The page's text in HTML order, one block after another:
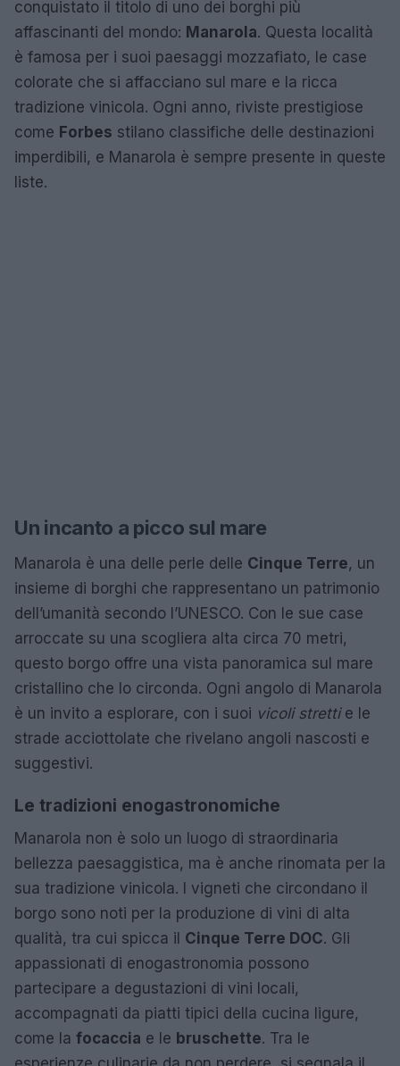
conquistato il titolo di uno dei borghi più
affascinanti del mondo: Manarola. Questa località
è famosa per i suoi paesaggi mozzafiato, le case
colorate che si affacciano sul mare e la ricca
tradizione vinicola. Ogni anno, riviste prestigiose
come Forbes stilano classifiche delle destinazioni
imperdibili, e Manarola è sempre presente in queste
liste.
Un incanto a picco sul mare
Manarola è una delle perle delle Cinque Terre, un
insieme di borghi che rappresentano un patrimonio
dell’umanità secondo l’UNESCO. Con le sue case
arroccate su una scogliera alta circa 70 metri,
questo borgo offre una vista panoramica sul mare
cristallino che lo circonda. Ogni angolo di Manarola
è un invito a esplorare, con i suoi vicoli strettie le
strade acciottolate che rivelano angoli nascosti e
suggestivi.
Le tradizioni enogastronomiche
Manarola non è solo un luogo di straordinaria
bellezza paesaggistica, ma è anche rinomata per la
sua tradizione vinicola. I vigneti che circondano il
borgo sono noti per la produzione di vini di alta
qualità, tra cui spicca il Cinque Terre DOC. Gli
appassionati di enogastronomia possono
partecipare a degustazioni di vini locali,
accompagnati da piatti tipici della cucina ligure,
come la focaccia e le bruschette. Tra le